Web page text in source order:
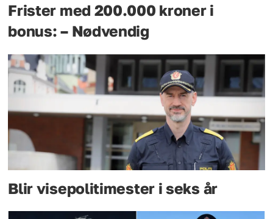
Frister med 200.000 kroner i
bonus: – Nødvendig
Blir visepolitimester i seks år